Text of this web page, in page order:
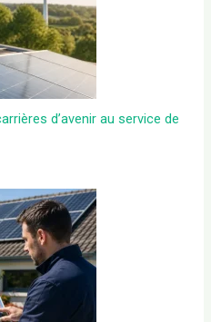
d’avenir au service de